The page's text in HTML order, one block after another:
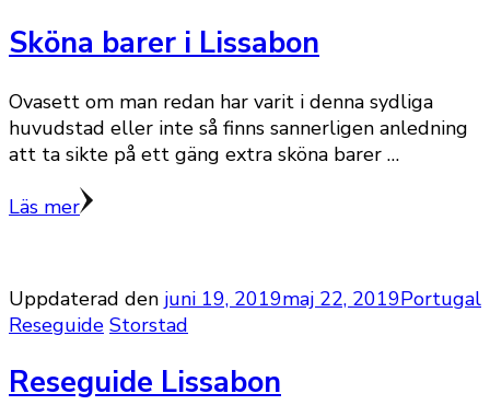
Sköna barer i Lissabon
Ovasett om man redan har varit i denna sydliga
huvudstad eller inte så finns sannerligen anledning
att ta sikte på ett gäng extra sköna barer …
Läs mer
Uppdaterad den juni 19, 2019maj 22, 2019Portugal
Reseguide Storstad
Reseguide Lissabon